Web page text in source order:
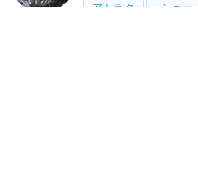
アトラク ショー